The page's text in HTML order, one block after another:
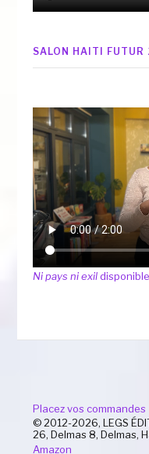
SALON HAITI
Ni pays ni exil
Placez vos commandes
© 2012-2026, LEGS
26, Delmas 8, Delmas,
Amazon